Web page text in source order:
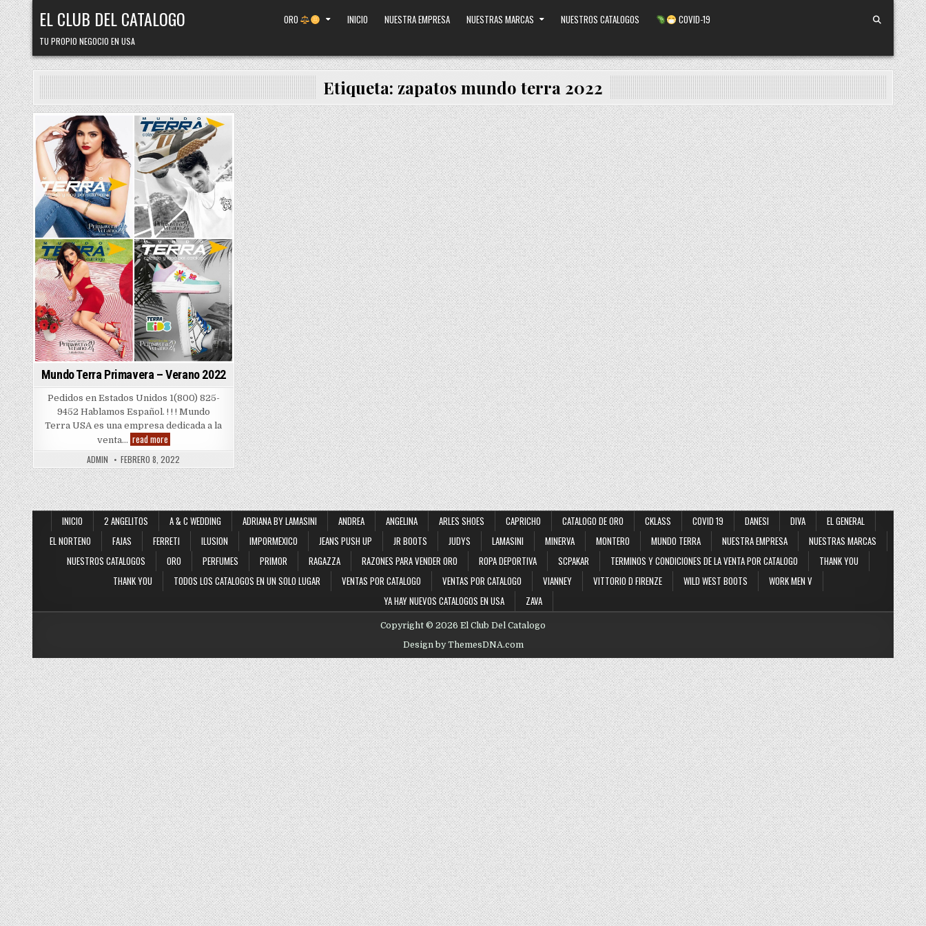
Skip
to
content
EL CLUB DEL CATALOGO
TU PROPIO NEGOCIO EN USA
ORO INICIO NUESTRA EMPRESA NUESTRAS MARCAS NUESTROS CATALOGOS COVID-19
Etiqueta: zapatos mundo terra 2022
Posted
in
Mundo Terra Primavera – Verano 2022
Pedidos en Estados Unidos 1(800) 825-
9452 Hablamos Español. ! ! ! Mundo
Terra USA es una empresa dedicada a la
venta… read moreMundo
Terra
Primavera
–
Verano
2022
ADMIN FEBRERO 8, 2022
INICIO 2 ANGELITOS A & C WEDDING ADRIANA BY LAMASINI ANDREA ANGELINA ARLES SHOES CAPRICHO CATALOGO DE ORO CKLASS COVID 19 DANESI DIVA
EL GENERAL
EL NORTENO
FAJAS FERRETI ILUSION IMPORMEXICO JEANS PUSH UP JR BOOTS JUDYS LAMASINI MINERVA MONTERO MUNDO TERRA NUESTRA EMPRESA
NUESTRAS MARCAS
NUESTROS CATALOGOS
ORO PERFUMES PRIMOR RAGAZZA RAZONES PARA VENDER ORO ROPA DEPORTIVA SCPAKAR TERMINOS Y CONDICIONES DE LA VENTA POR CATALOGO
THANK YOU
THANK YOU
TODOS LOS CATALOGOS EN UN SOLO LUGAR VENTAS POR CATALOGO VENTAS POR CATALOGO VIANNEY VITTORIO D FIRENZE WILD WEST BOOTS
WORK MEN V
YA HAY NUEVOS CATALOGOS EN USA
ZAVA
Copyright © 2026 El Club Del Catalogo
Design by ThemesDNA.com